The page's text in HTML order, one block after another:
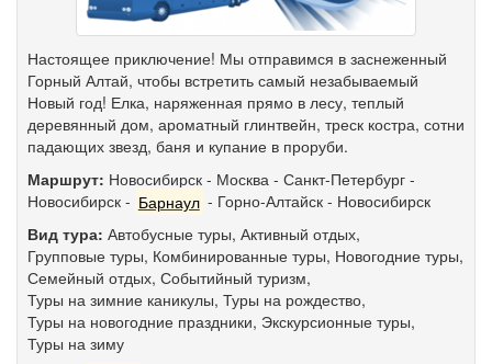
Настоящее приключение! Мы отправимся в заснеженный
Горный Алтай, чтобы встретить самый незабываемый
Новый год! Елка, наряженная прямо в лесу, теплый
деревянный дом, ароматный глинтвейн, треск костра, сотни
падающих звезд, баня и купание в проруби.
Маршрут: Новосибирск - Москва - Санкт-Петербург -
Новосибирск - Барнаул - Горно-Алтайск- Новосибирск
Вид тура: Автобусные туры, Активный отдых,
Групповые туры, Комбинированные туры, Новогодние туры,
Семейный отдых, Событийный туризм,
Туры на зимние каникулы, Туры на рождество,
Туры на новогодние праздники, Экскурсионные туры,
Туры на зиму